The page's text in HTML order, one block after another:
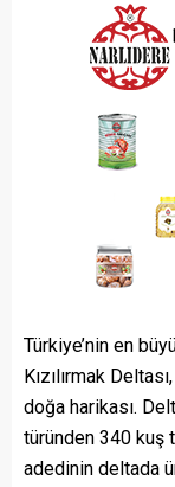
Türkiye’nin en
Kızılırmak
doğa harikası.
türünden 340 kuş
adedinin deltada